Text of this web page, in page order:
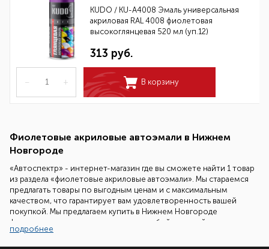
KUDO / KU-A4008 Эмаль универсальная
акриловая RAL 4008 фиолетовая
высокоглянцевая 520 мл (уп.12)
313 руб.
– + В корзину
Фиолетовые акриловые автоэмали в Нижнем
Новгороде
«Автоспектр» - интернет-магазин где вы сможете найти 1 товар
из раздела «фиолетовые акриловые автоэмали». Мы стараемся
предлагать товары по выгодным ценам и с максимальным
качеством, что гарантирует вам удовлетворенность вашей
покупкой. Мы предлагаем купить в Нижнем Новгороде
фиолетовые акриловые автоэмали любой ценовой категории:
от 312.14 руб. до 312.14 руб., что позволит вам сделать выбор
подробнее